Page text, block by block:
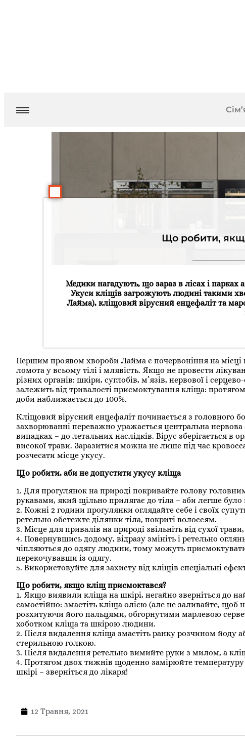
Що робити,
Медики нагадують, що зараз в лісах і парках
Укуси кліщів загрожують людині такими
Лайма), кліщовий вірусний енцефаліт та
Першим проявом хвороби Лайма є почервоніння на місці
ломота у всьому тілі і млявість. Якщо не провести
різних органів: шкіри, суглобів, м’язів, нервової і
залежить від тривалості присмоктування кліща: протягом
доби наближається до 100%.
Кліщовий вірусний енцефаліт починається з
захворюванні переважно уражається центральна
випадках – до летальних наслідків. Вірус зберігається в
високої трави. Заразитися можна не лише під час
розчесати місце укусу.
Що робити, аби не допустити укусу кліща
1. Для прогулянок на природі покривайте голову
рукавами, який щільно прилягає до тіла – аби легше було
2. Кожні 2 години прогулянки оглядайте себе і своїх
ретельно обстежте ділянки тіла, покриті волоссям.
3. Місце для привалів на природі звільніть від сухої
4. Повернувшись додому, відразу змініть і ретельно
чіпляються до одягу людини, тому можуть
перекочувавши із одягу.
5. Використовуйте для захисту від кліщів спеціальні
Що робити, якщо кліщ присмоктався?
1. Якщо виявили кліща на шкірі, негайно зверніться до
самостійно: змастіть кліща олією (але не заливайте, щоб
розхитуючи його пальцями, обгорнутими марлевою
хоботком кліща та шкірою людини.
2. Після видалення кліща змастіть ранку розчином
стерильною голкою.
3. Після видалення ретельно вимийте руки з милом, а
4. Протягом двох тижнів щоденно замірюйте
шкірі – зверніться до лікаря!
12 Травня, 2021